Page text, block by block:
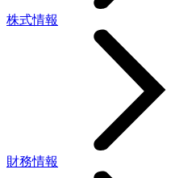
株式情報
財務情報